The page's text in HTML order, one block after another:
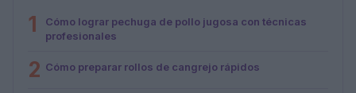
1
Cómo lograr pechuga de pollo jugosa con técnicas
profesionales
2 Cómo preparar rollos de cangrejo rápidos